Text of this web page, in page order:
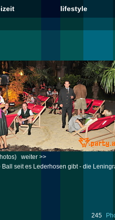
lifestyle
weiter >>
seit es Lederhosen gibt - die
245